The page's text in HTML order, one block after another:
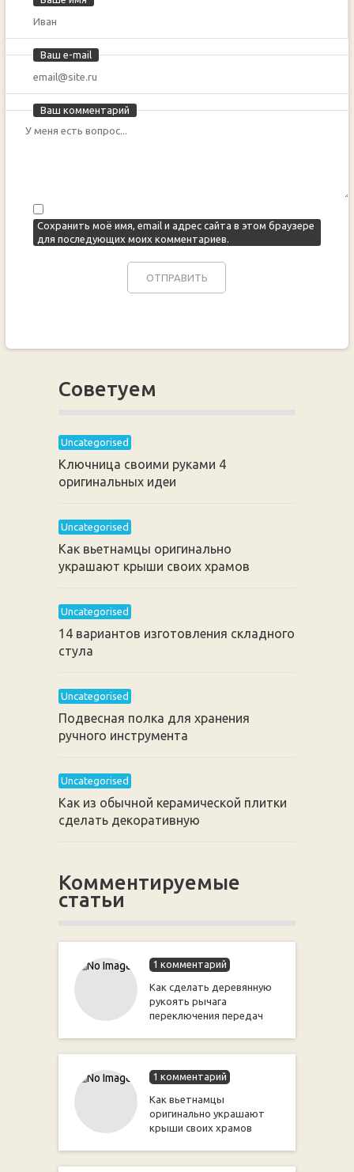
Ваш e-mail
Ваш комментарий
Сохранить моё имя, email и адрес сайта в этом браузере
для последующих моих комментариев.
Советуем
Uncategorised
Ключница своими руками 4
оригинальных идеи
Uncategorised
Как вьетнамцы оригинально
украшают крыши своих храмов
Uncategorised
14 вариантов изготовления складного
стула
Uncategorised
Подвесная полка для хранения
ручного инструмента
Uncategorised
Как из обычной керамической плитки
сделать декоративную
Комментируемые
статьи
1 комментарий
Как сделать деревянную
рукоять рычага
переключения передач
1 комментарий
Как вьетнамцы
оригинально украшают
крыши своих храмов